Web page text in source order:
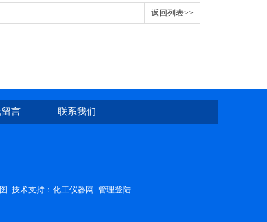
返回列表>>
言 联系我们
技术支持： 化工仪器网 管理登陆